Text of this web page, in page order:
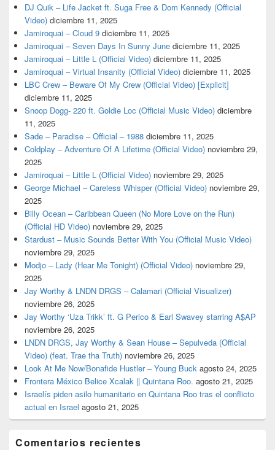
DJ Quik – Life Jacket ft. Suga Free & Dom Kennedy (Official
Video) diciembre 11, 2025
Jamiroquai – Cloud 9 diciembre 11, 2025
Jamiroquai – Seven Days In Sunny June diciembre 11, 2025
Jamiroquai – Little L (Official Video) diciembre 11, 2025
Jamiroquai – Virtual Insanity (Official Video) diciembre 11, 2025
LBC Crew – Beware Of My Crew (Official Video) [Explicit]
diciembre 11, 2025
Snoop Dogg- 220 ft. Goldie Loc (Official Music Video) diciembre
11, 2025
Sade – Paradise – Official – 1988 diciembre 11, 2025
Coldplay – Adventure Of A Lifetime (Official Video) noviembre 29,
2025
Jamiroquai – Little L (Official Video) noviembre 29, 2025
George Michael – Careless Whisper (Official Video) noviembre 29,
2025
Billy Ocean – Caribbean Queen (No More Love on the Run)
(Official HD Video) noviembre 29, 2025
Stardust – Music Sounds Better With You (Official Music Video)
noviembre 29, 2025
Modjo – Lady (Hear Me Tonight) (Official Video) noviembre 29,
2025
Jay Worthy & LNDN DRGS – Calamari (Official Visualizer)
noviembre 26, 2025
Jay Worthy ‘Uza Trikk’ ft. G Perico & Earl Swavey starring A$AP
noviembre 26, 2025
LNDN DRGS, Jay Worthy & Sean House – Sepulveda (Official
Video) (feat. Trae tha Truth) noviembre 26, 2025
Look At Me Now/Bonafide Hustler – Young Buck agosto 24, 2025
Frontera México Belice Xcalak || Quintana Roo. agosto 21, 2025
Israelís piden asilo humanitario en Quintana Roo tras el conflicto
actual en Israel agosto 21, 2025
Comentarios recientes